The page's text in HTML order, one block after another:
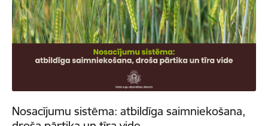
Nosacījumu sistēma: atbildīga saimniekošana,